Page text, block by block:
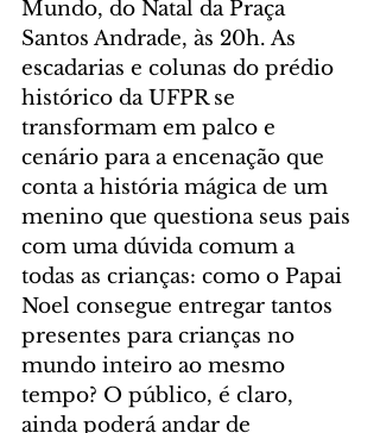
Mundo, do Natal da Praça
Santos Andrade, às 20h. As
escadarias e colunas do prédio
histórico da UFPR se
transformam em palco e
cenário para a encenação que
conta a história mágica de um
menino que questiona seus pais
com uma dúvida comum a
todas as crianças: como o Papai
Noel consegue entregar tantos
presentes para crianças no
mundo inteiro ao mesmo
tempo? O público, é claro,
ainda poderá andar de